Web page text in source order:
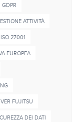
GDPR
ATTIVITÀ
ISO 27001
EUROPEA
FUJITSU
DEI DATI